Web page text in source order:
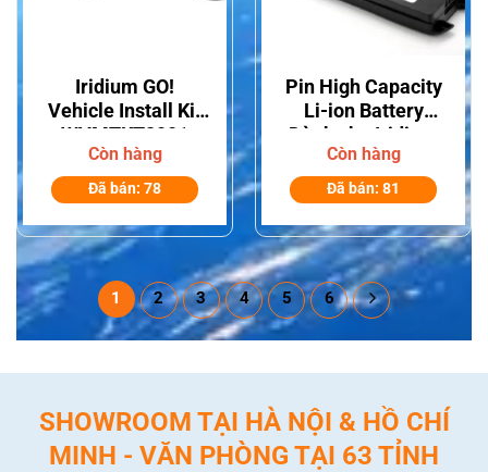
Iridium GO!
Vehicle Install Kit
WVMTKT2001
Còn hàng
Đã bán: 78
Pin High Capacity
Li-ion Battery
Dành cho Iridium
9555
Còn hàng
Đã bán: 81
1 2 3 4 5 6
SHOWROOM TẠI HÀ NỘI & HỒ CHÍ
MINH - VĂN PHÒNG TẠI 63 TỈNH